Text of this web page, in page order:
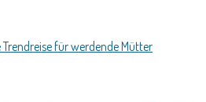
für werdende Mütter